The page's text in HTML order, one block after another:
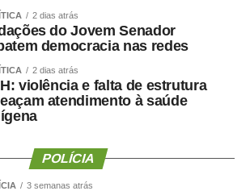
apenas dois dias depois de Maluf
sua indicação para a vice.
do Novo, na quarta-feira (5), ele
a possibilidade de uma nova
batido e ponta virada”, disse na
Maluf confirmou a aliança entre
2 dias atrás
do Jovem Senador
democracia nas redes
2 dias atrás
violência e falta de estrutura
atendimento à saúde
POLÍCIA
3 semanas atrás